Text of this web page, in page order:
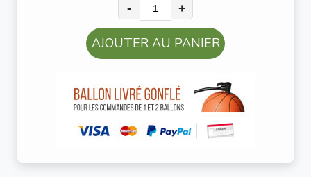
- +
AJOUTER AU PANIER